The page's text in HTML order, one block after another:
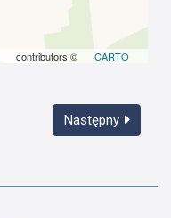
contributors © CARTO
Następny